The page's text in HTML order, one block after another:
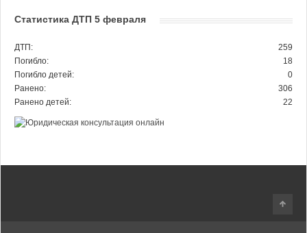
Статистика ДТП 5 февраля
ДТП:
259
Погибло:
18
Погибло детей:
0
Ранено:
306
Ранено детей:
22